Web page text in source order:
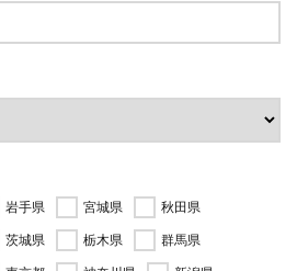
岩手県 宮城県
秋田県
茨城県 栃木県
群馬県